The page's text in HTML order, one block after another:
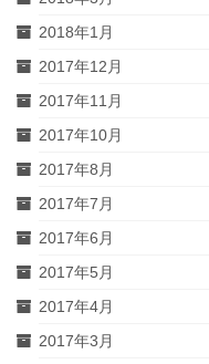
2018年1月
2017年12月
2017年11月
2017年10月
2017年8月
2017年7月
2017年6月
2017年5月
2017年4月
2017年3月